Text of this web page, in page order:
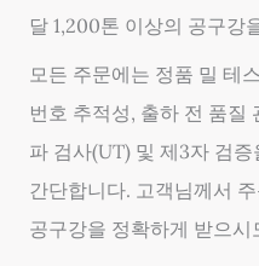
달 1,200톤 이상의 공구강
모든 주문에는 정품 밀 테
번호 추적성, 출하 전 품질
파 검사(UT) 및 제3자 검
간단합니다. 고객님께서
공구강을 정확하게 받으시